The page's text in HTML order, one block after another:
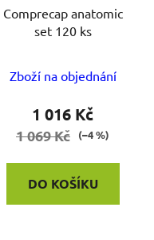
Comprecap anatomic
set 120 ks
Zboží na objednání
1 016 Kč
1 069 Kč (–4 %)
DO KOŠÍKU